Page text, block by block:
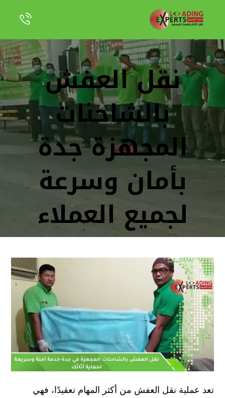
نقل العفش
بالشاحنات
المجهزة جدة
بأمان وسرعة
لجميع العملاء
تعد عملية نقل العفش من أكثر المهام تعقيدًا، فهي